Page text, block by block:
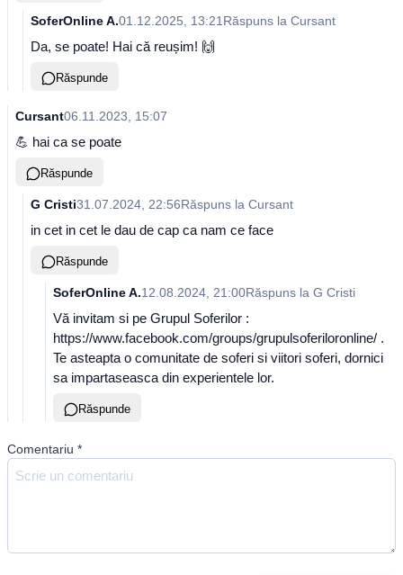
SoferOnline A.01.12.2025, 13:21 Răspuns la Cursant
Da, se poate! Hai că reușim! 🙌
Răspunde
Cursant06.11.2023, 15:07
💪 hai ca se poate
Răspunde
G Cristi31.07.2024, 22:56Răspuns la Cursant
in cet in cet le dau de cap ca nam ce face
Răspunde
SoferOnline A.12.08.2024, 21:00Răspuns la G Cristi
Vă invitam si pe Grupul Soferilor :
https://www.facebook.com/groups/grupulsoferiloronline/ .
Te asteapta o comunitate de soferi si viitori soferi, dornici
sa impartaseasca din experientele lor.
Răspunde
Comentariu *